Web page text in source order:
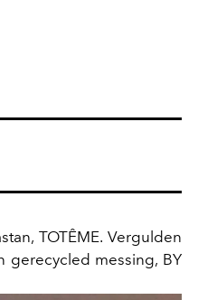
TOTÊME. Vergulden
gerecycled messing, BY